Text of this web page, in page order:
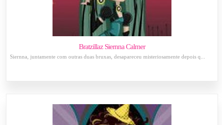
Bratzillaz Siernna Calmer
Siernna, juntamente com outras duas bruxas, desapareceu misteriosamente depois q...